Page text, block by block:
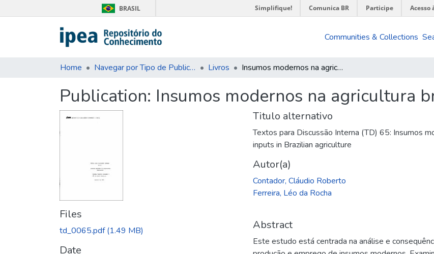
BRASIL Simplifique! Comunica BR Participe Acesso
Communities & Collections
Home Navegar por Tipo de Publicação Livros Insumos modernos na agricultura brasileira
Publication: Insumos modernos na agricultura
Files
td_0065.pdf(1.49 MB)
Date
Titulo alternativo
Textos para Discussão Interna (TD) 65: Insumos
inputs in Brazilian agriculture
Autor(a)
Contador, Cláudio Roberto
Ferreira, Léo da Rocha
Abstract
Este estudo está centrada na análise e